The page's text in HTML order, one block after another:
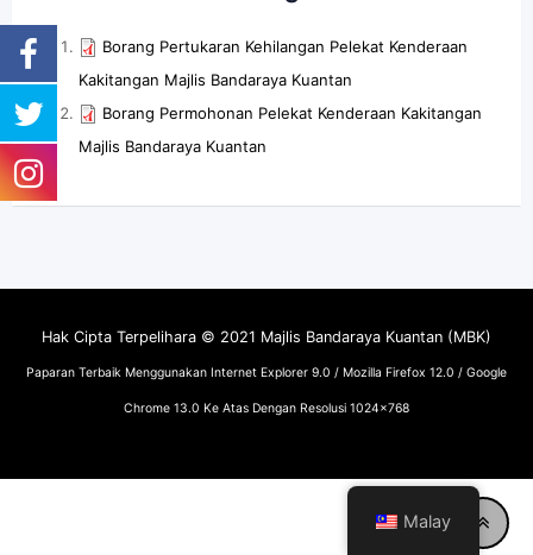
Borang Pertukaran Kehilangan Pelekat Kenderaan
Kakitangan Majlis Bandaraya Kuantan
Borang Permohonan Pelekat Kenderaan Kakitangan
Majlis Bandaraya Kuantan
Hak Cipta Terpelihara © 2021 Majlis Bandaraya Kuantan (MBK)
Paparan Terbaik Menggunakan Internet Explorer 9.0 / Mozilla Firefox 12.0 / Google
Chrome 13.0 Ke Atas Dengan Resolusi 1024x768
Malay